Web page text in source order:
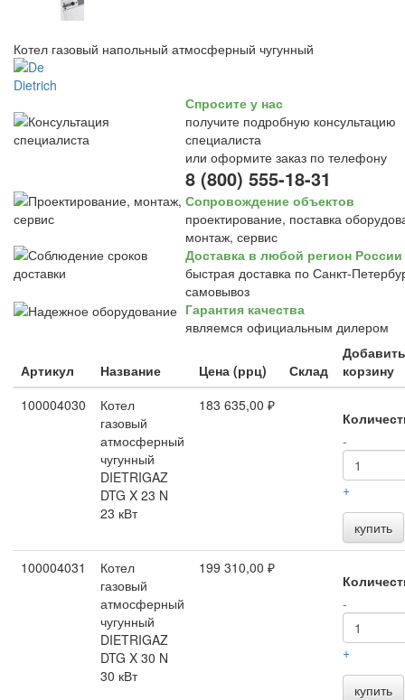
Котел газовый напольный атмосферный чугунный
Спросите у нас
получите подробную консультацию
специалиста
или оформите заказ по телефону
8 (800) 555-18-31
Сопровождение объектов
проектирование, поставка
монтаж, сервис
Доставка в любой регион России
быстрая доставка по Санкт-
самовывоз
Гарантия качества
являемся официальным дилером
Артикул Название Цена (ррц) Склад
корзину
100004030
Котел
газовый
атмосферный
чугунный
DIETRIGAZ
DTG X 23 N
23 кВт
183 635,00 ₽
-
+
купить
100004031
Котел
газовый
атмосферный
чугунный
DIETRIGAZ
DTG X 30 N
30 кВт
199 310,00 ₽
-
+
купить